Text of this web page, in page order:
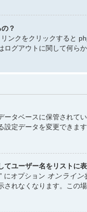
？
ンクをクリックすると
ログアウトに関して何ら
ータベースに保管されて
定データを変更できます
てユーザー名をリストに
にオプション オンライン
されなくなります。この